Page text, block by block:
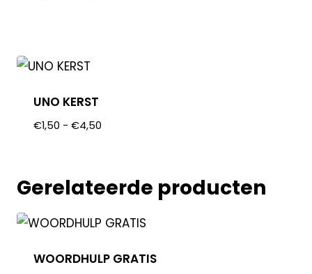
UNO KERST
€1,50 - €4,50
Gerelateerde producten
WOORDHULP GRATIS